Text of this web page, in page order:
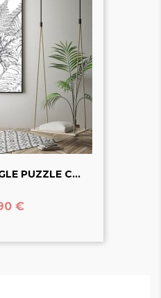
PUZZLE C...
€